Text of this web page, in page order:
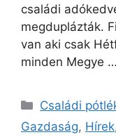
családi
megduplázták.
van aki csak
minden Megye …
Kategória
Családi
Gazdaság, Hírek